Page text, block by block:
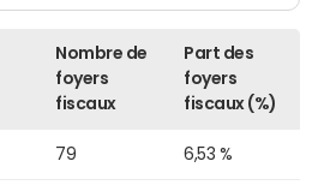
Nombre de
foyers
fiscaux
Part des
foyers
fiscaux (%)
79 6,53 %